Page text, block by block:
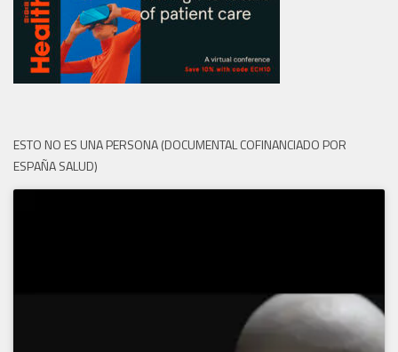
ESTO NO ES UNA PERSONA (DOCUMENTAL COFINANCIADO POR
ESPAÑA SALUD)